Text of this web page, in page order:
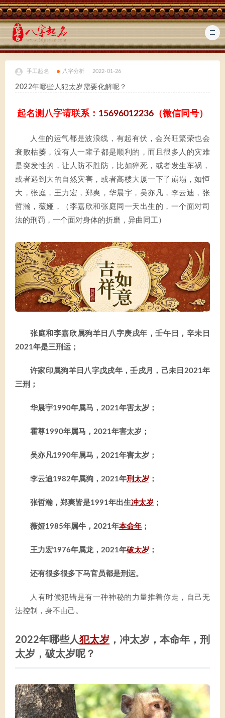
手工起名 八字分析 2022-01-26
2022年哪些人犯太岁需要化解呢？
起名测八字请联系： 15696012236 （微信同号）
人生的运气都是波浪线，有起有伏，会兴旺繁荣也会
衰败枯萎，没有人一辈子都是顺利的，而且很多人的灾难
是突发性的，让人防不胜防，比如猝死，或者发生车祸，
或者遇到大的自然灾害，或者高楼大厦一下子崩塌，如恒
大，张庭，王力宏，郑爽，华晨宇，吴亦凡，李云迪，张
哲瀚，薇娅，（李嘉欣和张庭同一天出生的，一个面对司
法的刑罚，一个面对身体的折磨，异曲同工）
张庭和李嘉欣属狗羊日八字庚戌年，壬午日，辛未日
2021年是三刑运；
许家印属狗羊日八字戊戌年，壬戌月，己未日2021年
三刑；
华晨宇1990年属马，2021年害太岁；
霍尊1990年属马，2021年害太岁；
吴亦凡1990年属马，2021年害太岁；
李云迪1982年属狗，2021年刑太岁 ；
张哲瀚，郑爽皆是1991年出生冲太岁 ；
薇娅1985年属牛，2021年本命年 ；
王力宏1976年属龙，2021年破太岁 ；
还有很多很多下马官员都是刑运。
人有时候犯错是有一种神秘的力量推着你走，自己无
法控制，身不由己。
2022年哪些人犯太岁 ，冲太岁，本命年，刑
太岁，破太岁呢？